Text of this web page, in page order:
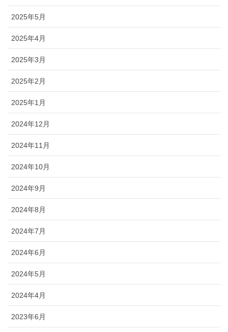
2025年5月
2025年4月
2025年3月
2025年2月
2025年1月
2024年12月
2024年11月
2024年10月
2024年9月
2024年8月
2024年7月
2024年6月
2024年5月
2024年4月
2023年6月